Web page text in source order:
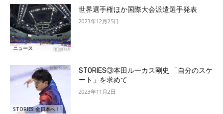
ニュース
世界選手権ほか国際大会派遣選手発表
2023年12月25日
STORIES 全日本へ！
STORIES③本田ルーカス剛史 「自分のスケ
ート」を求めて
2023年11月2日